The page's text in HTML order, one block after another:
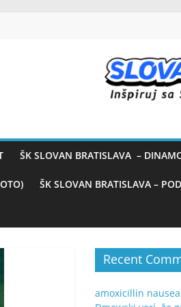
ŠK SLOVAN BRATISLAVA –
ŠK SLOVAN BRATISLAVA –
Recent
amoxicillin